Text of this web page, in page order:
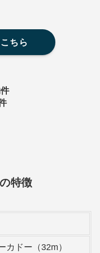
ちら
特徴
カドー（32m）